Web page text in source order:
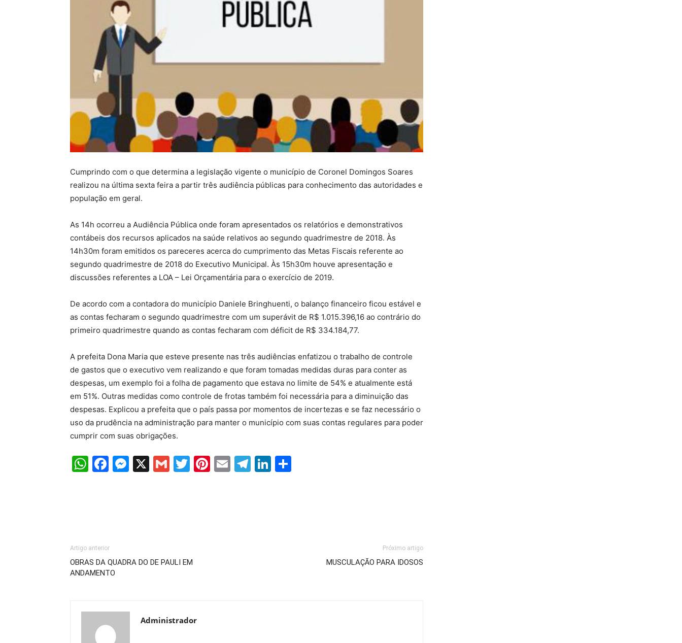
Cumprindo com o que determina a legislação vigente o município de Coronel Domingos Soares
realizou na última sexta feira a partir três audiência públicas para conhecimento das autoridades e
população em geral.
As 14h ocorreu a Audiência Pública onde foram apresentados os relatórios e demonstrativos
contábeis dos recursos aplicados na saúde relativos ao segundo quadrimestre de 2018. Às
14h30m foram emitidos os pareceres acerca do cumprimento das Metas Fiscais referente ao
segundo quadrimestre de 2018 do Executivo Municipal. Às 15h30m houve apresentação e
discussões referentes a LOA – Lei Orçamentária para o exercício de 2019.
De acordo com a contadora do município Daniele Bringhuenti, o balanço financeiro ficou estável e
as contas fecharam o segundo quadrimestre com um superávit de R$ 1.015.396,16 ao contrário do
primeiro quadrimestre quando as contas fecharam com déficit de R$ 334.184,77.
A prefeita Dona Maria que esteve presente nas três audiências enfatizou o trabalho de controle
de gastos que o executivo vem realizando e que foram tomadas medidas duras para conter as
despesas, um exemplo foi a folha de pagamento que estava no limite de 54% e atualmente está
em 51%. Outras medidas como controle de frotas também foi necessária para a diminuição das
despesas. Explicou a prefeita que o país passa por momentos de incertezas e se faz necessário o
uso da prudência na administração para manter o município com suas contas regulares para poder
cumprir com suas obrigações.
WhatsApp
Facebook
Messenger
X GmailTwitter
Pinterest
EmailTelegram
LinkedIn
Artigo anterior
OBRAS DA QUADRA DO DE PAULI EM
ANDAMENTO
Próximo artigo
MUSCULAÇÃO PARA IDOSOS
Administrador